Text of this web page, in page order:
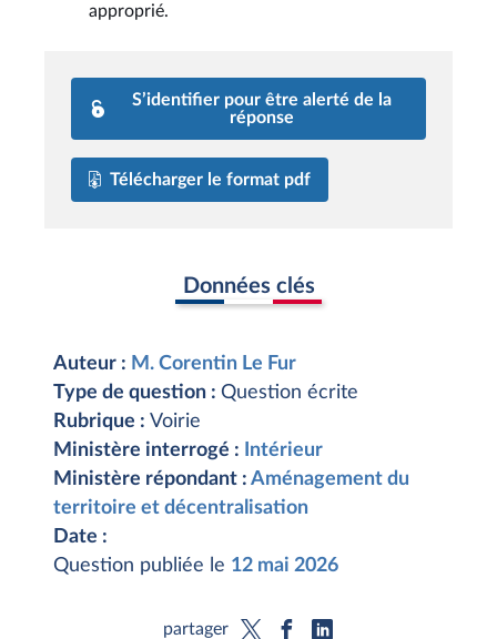
approprié.
S’identifier pour être alerté de la
réponse
Télécharger le format pdf
Données clés
Auteur : M. Corentin Le Fur
Type de question : Question écrite
Rubrique : Voirie
Ministère interrogé :
Intérieur
Ministère répondant : Aménagement du
territoire et décentralisation
Date :
Question publiée le 12 mai 2026
partager